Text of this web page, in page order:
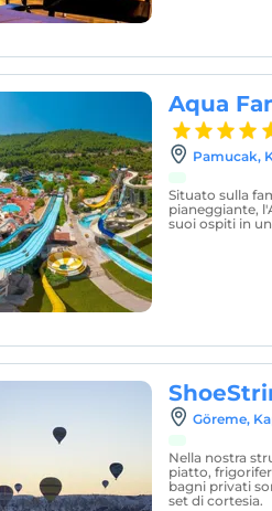
Aqua
Pamucak,
Situato sulla
pianeggiante,
suoi ospiti in
Göreme,
Nella nostra
piatto,
bagni privati
set di cortesia.